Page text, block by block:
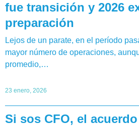
fue transición y 2026
preparación
Lejos de un parate, en el período
mayor número de operaciones,
promedio,…
23 enero, 2026
Si sos CFO, el